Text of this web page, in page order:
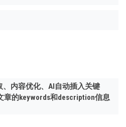
内容优化、AI自动插入关键
章的keywords和description信息